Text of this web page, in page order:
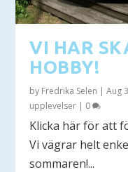
VI HAR
HOBBY!
by Fredrika Selen |Aug
upplevelser | 0
Klicka här för att
Vi vägrar helt
sommaren!...